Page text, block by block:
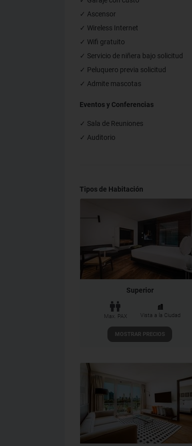
✓ Ascensor
✓ Wireless Internet
✓ Wifi gratuito
✓ Servicio de niñera bajo solicitud
✓ Peluquero previa solicitud
✓ Admite mascotas
Eventos y Conferencias
✓ Sala de Reuniones
✓ Auditorio
Tipos de Habitación
Superior
Max. PAX Vista a la Ciudad
MOSTRAR PRECIOS